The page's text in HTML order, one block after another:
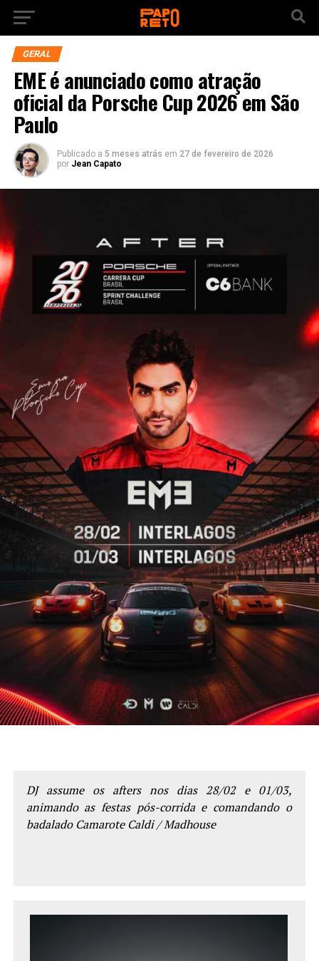
GERAL
EME é anunciado como atração
oficial da Porsche Cup 2026 em São
Paulo
Publicado a 5 meses atrás em 27 de fevereiro de 2026
por Jean Capato
DJ assume os afters nos dias 28/02 e 01/03,
animando as festas pós-corrida e comandando o
badalado Camarote Caldi / Madhouse